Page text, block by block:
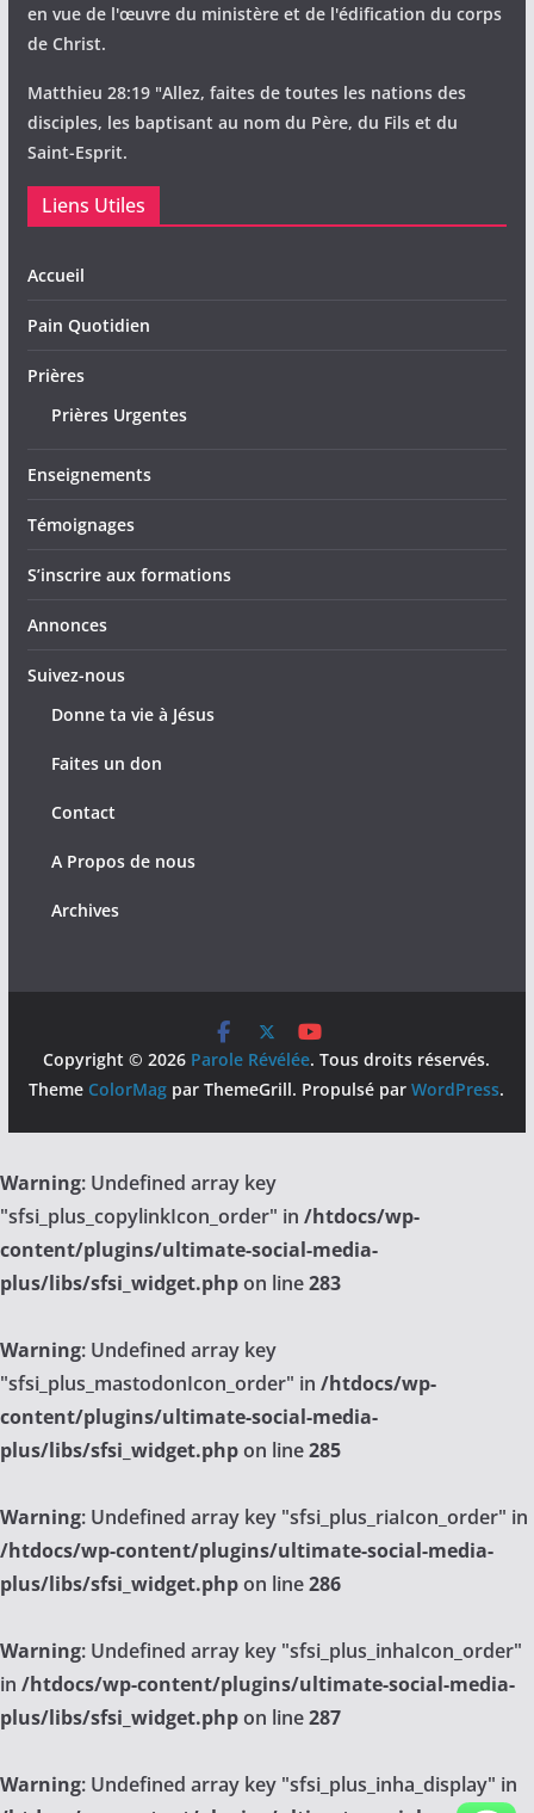
en vue de l'œuvre du ministère et de l'édification du corps
de Christ.
Matthieu 28:19 "Allez, faites de toutes les nations des
disciples, les baptisant au nom du Père, du Fils et du
Saint-Esprit.
Liens Utiles
Accueil
Pain Quotidien
Prières
Prières Urgentes
Enseignements
Témoignages
S’inscrire aux formations
Annonces
Suivez-nous
Donne ta vie à Jésus
Faites un don
Contact
A Propos de nous
Archives
Copyright © 2026 Parole Révélée. Tous droits réservés.
Theme ColorMag par ThemeGrill. Propulsé parWordPress.
Warning: Undefined array key
"sfsi_plus_copylinkIcon_order" in /htdocs/wp-
content/plugins/ultimate-social-media-
plus/libs/sfsi_widget.phpon line283
Warning: Undefined array key
"sfsi_plus_mastodonIcon_order" in /htdocs/wp-
content/plugins/ultimate-social-media-
plus/libs/sfsi_widget.phpon line285
Warning: Undefined array key "sfsi_plus_riaIcon_order" in
/htdocs/wp-content/plugins/ultimate-social-media-
plus/libs/sfsi_widget.phpon line286
Warning: Undefined array key "sfsi_plus_inhaIcon_order"
in /htdocs/wp-content/plugins/ultimate-social-media-
plus/libs/sfsi_widget.phpon line287
Warning: Undefined array key "sfsi_plus_inha_display" in